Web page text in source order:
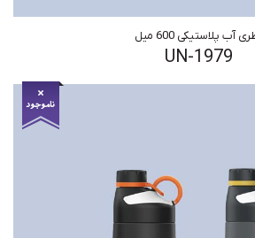
آب پلاستیکی 600 میل
UN-1979